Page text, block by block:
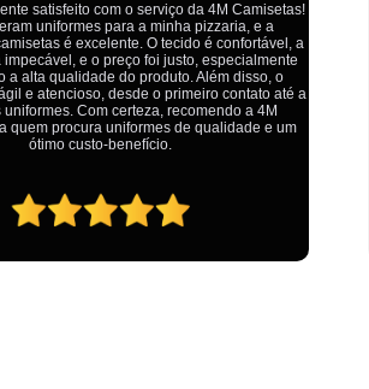
Fábrica Camiseta
Fábrica Camisetas Algodão
Fábrica Camisetas
Fabrica Camisetas
Fabrica de Camisetas Lisas
muito educados, prestativos e que
em primeiro lugar. Qualquer lugar tem
é fato, mas aqui na 4M tudo é resolvido com
que todos saem ganhando no final.